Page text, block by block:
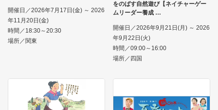
開催日／2026年7月17日(金) ～ 2026
年11月20日(金)
時間／18:30～20:30
場所／関東
をのばす自然遊び【ネイチャーゲー
ムリーダー養成
開催日／2026年9月21日(月) ～ 2026
年9月22日(火)
時間／09:00～16:00
場所／四国